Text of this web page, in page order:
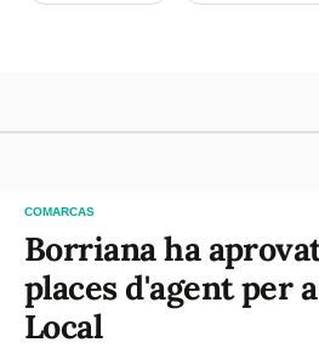
COMARCAS
Borriana ha
places d'agent per
Local